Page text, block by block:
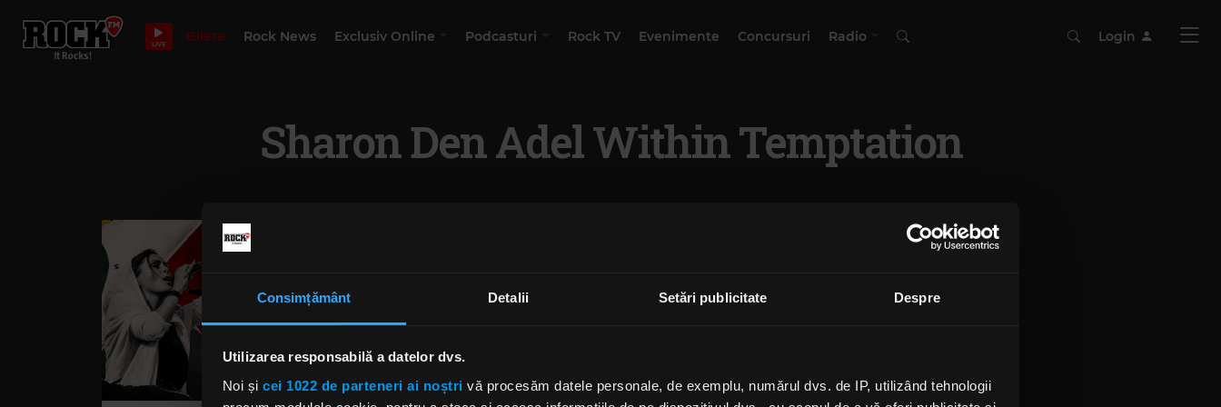
Consimțământ Detalii Setări publicitate Despre
Utilizarea responsabilă a datelor dvs.
Noi și cei 1022 de parteneri ai noștri vă procesăm datele personale, de exemplu, numărul dvs. de IP, utilizând tehnologii
LIVE Bilete Rock News Exclusiv Online Podcasturi Rock TV Evenimente Concursuri Radio Login
Sharon Den Adel Within Temptation